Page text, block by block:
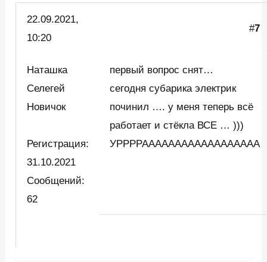
22.09.2021,
10:20
#7
Наташка
Селегей
Новичок
Регистрация:
31.10.2021
Сообщений:
62
первый вопрос снят…
сегодня субарика электрик
починил …. у меня теперь всё
работает и стёкла ВСЕ … )))
УРРРРАААААААААААААААААА